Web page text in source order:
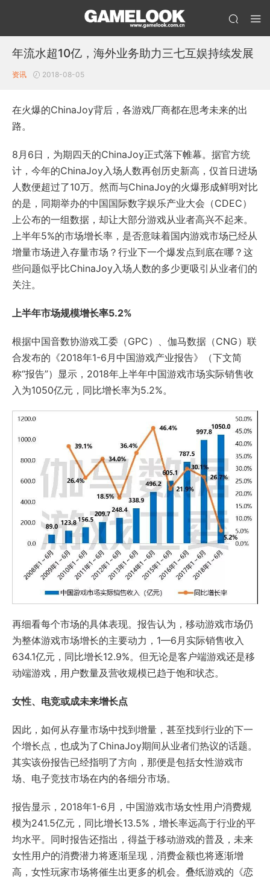
年流水超10亿，海外业务助力三七互娱持续发展
资讯 2018-08-05
在火爆的ChinaJoy背后，各游戏厂商都在思考未来的出
路。
8月6日，为期四天的ChinaJoy正式落下帷幕。据官方统
计，今年的ChinaJoy入场人数再创历史新高，仅首日进场
人数便超过了10万。然而与ChinaJoy的火爆形成鲜明对比
的是，同期举办的中国国际数字娱乐产业大会（CDEC）
上公布的一组数据，却让大部分游戏从业者高兴不起来。
上半年5%的市场增长率，是否意味着国内游戏市场已经从
增量市场进入存量市场？行业下一个爆发点到底在哪？这
些问题似乎比ChinaJoy入场人数的多少更吸引从业者们的
关注。
上半年市场规模增长率5.2%
根据中国音数协游戏工委（GPC）、伽马数据（CNG）联
合发布的《2018年1-6月中国游戏产业报告》（下文简
称“报告”）显示，2018年上半年中国游戏市场实际销售收
入为1050亿元，同比增长率为5.2%。
再细看每个市场的具体表现。报告认为，移动游戏市场仍
为整体游戏市场增长的主要动力，1—6月实际销售收入
634.1亿元，同比增长12.9%。但无论是客户端游戏还是移
动端游戏，用户数量及营收规模已趋于饱和状态。
女性、电竞或成未来增长点
因此，如何从存量市场中找到增量，甚至找到行业的下一
个增长点，也成为了ChinaJoy期间从业者们热议的话题。
其实该份报告已经指明了方向，那便是包括女性游戏市
场、电子竞技市场在内的各细分市场。
报告显示，2018年1-6月，中国游戏市场女性用户消费规
模为241.5亿元，同比增长13.5%，增长率远高于行业的平
均水平。同时报告还指出，得益于移动游戏的普及，未来
女性用户的消费潜力将逐渐呈现，消费金额也将逐渐增
高，女性玩家市场将催生出更多的机会。叠纸游戏的《恋